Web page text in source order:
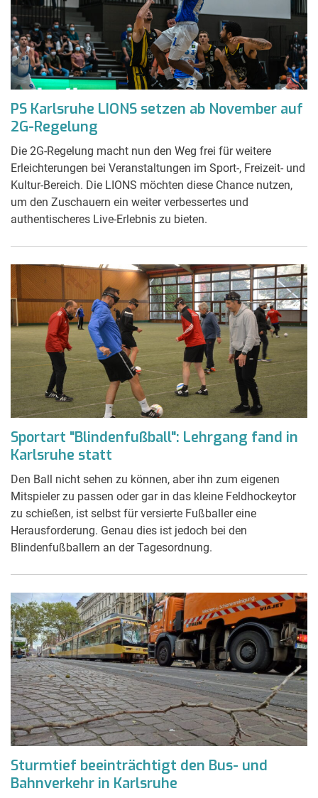
PS Karlsruhe LIONS setzen ab November auf
2G-Regelung
Die 2G-Regelung macht nun den Weg frei für weitere
Erleichterungen bei Veranstaltungen im Sport-, Freizeit- und
Kultur-Bereich. Die LIONS möchten diese Chance nutzen,
um den Zuschauern ein weiter verbessertes und
authentischeres Live-Erlebnis zu bieten.
Sportart "Blindenfußball": Lehrgang fand in
Karlsruhe statt
Den Ball nicht sehen zu können, aber ihn zum eigenen
Mitspieler zu passen oder gar in das kleine Feldhockeytor
zu schießen, ist selbst für versierte Fußballer eine
Herausforderung. Genau dies ist jedoch bei den
Blindenfußballern an der Tagesordnung.
Sturmtief beeinträchtigt den Bus- und
Bahnverkehr in Karlsruhe